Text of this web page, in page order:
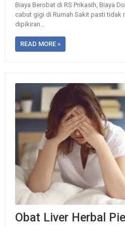
Biaya Berobat di RS Prikasih, Biaya
cabut gigi di Rumah Sakit pasti tidak
dipikiran...
READ MORE »
Obat Liver Herbal